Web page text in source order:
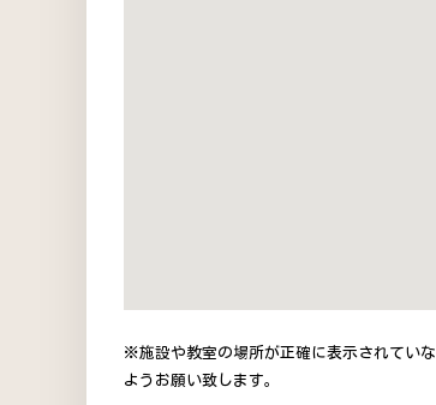
※施設や教室の場所が正確に表示されてい
ようお願い致します。